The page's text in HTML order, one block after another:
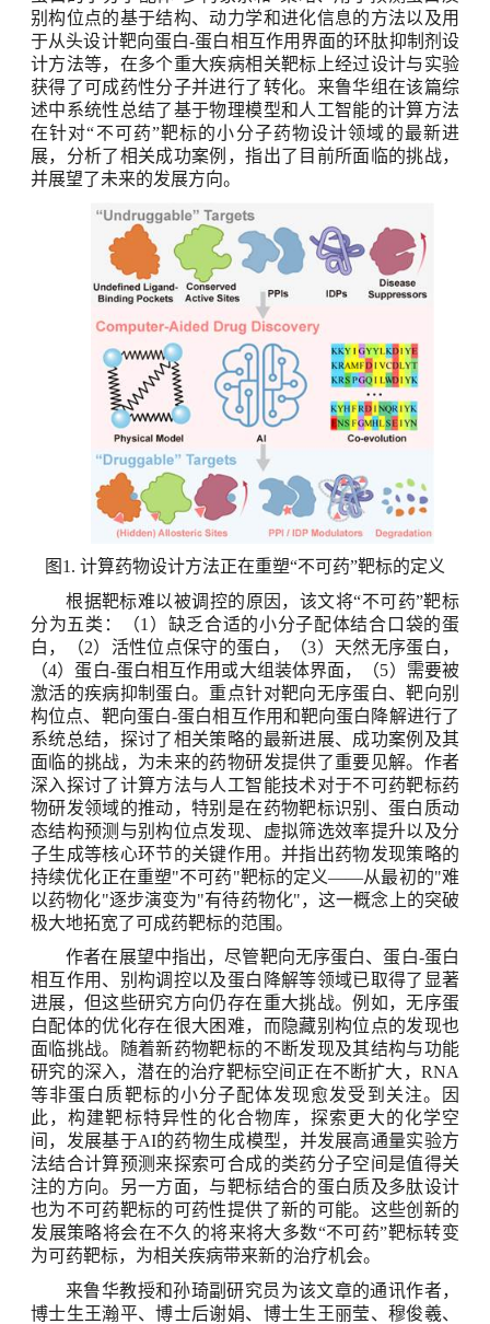
别构位点的基于结构、动力学和进化信息的方法以及用
于从头设计靶向蛋白-蛋白相互作用界面的环肽抑制剂设
计方法等，在多个重大疾病相关靶标上经过设计与实验
获得了可成药性分子并进行了转化。来鲁华组在该篇综
述中系统性总结了基于物理模型和人工智能的计算方法
在针对“不可药”靶标的小分子药物设计领域的最新进
展，分析了相关成功案例，指出了目前所面临的挑战，
并展望了未来的发展方向。
图 1. 计算药物设计方法正在重塑“不可药”靶标的定义
根据靶标难以被调控的原因，该文将“不可药”靶标
分为五类：（1 ）缺乏合适的小分子配体结合口袋的蛋
白，（2）活性位点保守的蛋白，（3）天然无序蛋白，
（4）蛋白-蛋白相互作用或大组装体界面，（5）需要被
激活的疾病抑制蛋白。重点针对靶向无序蛋白、靶向别
构位点、靶向蛋白-蛋白相互作用和靶向蛋白降解进行了
系统总结，探讨了相关策略的最新进展、成功案例及其
面临的挑战，为未来的药物研发提供了重要见解。作者
深入探讨了计算方法与人工智能技术对于不可药靶标药
物研发领域的推动，特别是在药物靶标识别、蛋白质动
态结构预测与别构位点发现、虚拟筛选效率提升以及分
子生成等核心环节的关键作用。并指出药物发现策略的
持续优化正在重塑"不可药"靶标的定义——从最初的"难
以药物化"逐步演变为"有待药物化"，这一概念上的突破
极大地拓宽了可成药靶标的范围。
作者在展望中指出，尽管靶向无序蛋白、蛋白-蛋白
相互作用、别构调控以及蛋白降解等领域已取得了显著
进展，但这些研究方向仍存在重大挑战。例如，无序蛋
白配体的优化存在很大困难，而隐藏别构位点的发现也
面临挑战。随着新药物靶标的不断发现及其结构与功能
研究的深入，潜在的治疗靶标空间正在不断扩大， RNA
等非蛋白质靶标的小分子配体发现愈发受到关注。因
此，构建靶标特异性的化合物库，探索更大的化学空
间，发展基于AI的药物生成模型，并发展高通量实验方
法结合计算预测来探索可合成的类药分子空间是值得关
注的方向。另一方面，与靶标结合的蛋白质及多肽设计
也为不可药靶标的可药性提供了新的可能。这些创新的
发展策略将会在不久的将来将大多数“不可药”靶标转变
为可药靶标，为相关疾病带来新的治疗机会。
来鲁华教授和孙琦副研究员为该文章的通讯作者，
博士生王瀚平、博士后谢娟、博士生王丽莹、穆俊羲、